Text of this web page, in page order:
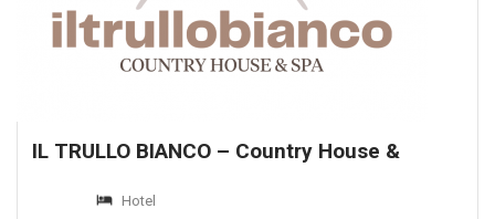
IL TRULLO BIANCO – Country House &
Hotel